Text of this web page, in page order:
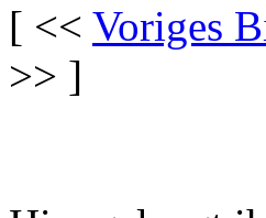
[ << Voriges
>> ]